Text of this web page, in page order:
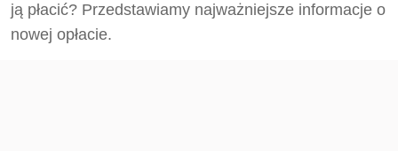
ją płacić? Przedstawiamy najważniejsze informacje o
nowej opłacie.